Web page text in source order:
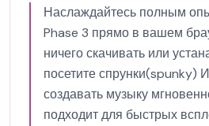
Наслаждайтесь полным
Phase 3 прямо в вашем
ничего скачивать или
посетите спрунки(spunky)
создавать музыку
подходит для быстрых